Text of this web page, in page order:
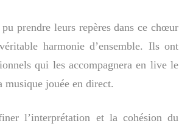
prendre leurs repères dans ce chœur
harmonie d’ensemble. Ils ont
qui les accompagnera en live le
jouée en direct.
l’interprétation et la cohésion du